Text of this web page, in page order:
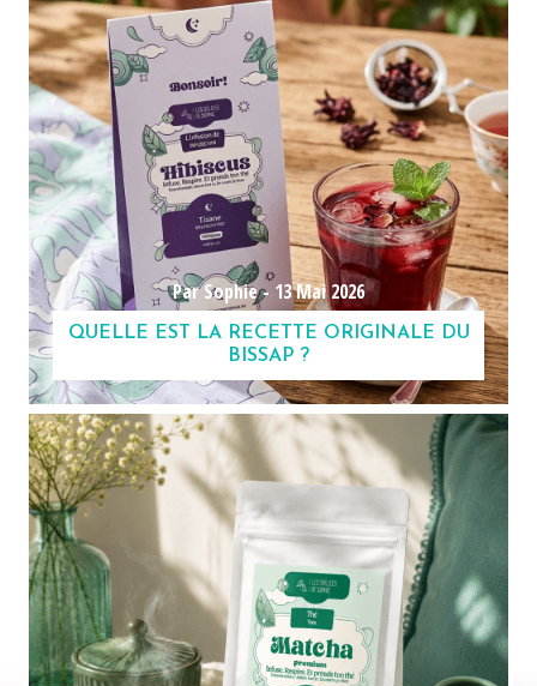
Par Sophie - 13 Mai 2026
QUELLE EST LA RECETTE ORIGINALE DU
BISSAP ?